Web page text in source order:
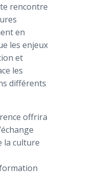
rencontre
en
les enjeux
et
les
différents
offrira
la culture